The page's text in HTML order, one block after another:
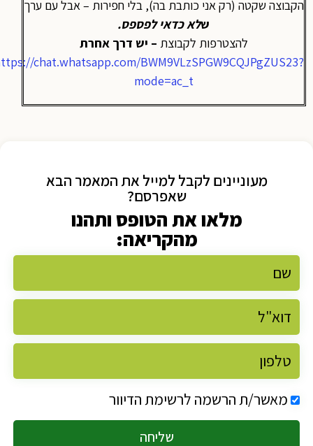
הקבוצה שקטה (רק אני כותבת בה), בלי חפירות – אבל עם ערך
שלא כדאי לפספס.
להצטרפות לקבוצת – יש דרך אחרת
chat.whatsapp.com/BWM9VLzSPGW9CQJPgZUS23?
mode=ac_t
מעוניינים לקבל למייל את המאמר הבא
שאפרסם?
מלאו את הטופס ותהנו
מהקריאה:
מאשר/ת הרשמה לרשימת הדיוור
שליחה